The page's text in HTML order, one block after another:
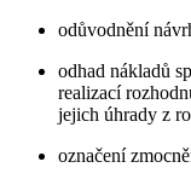
odůvodnění
odhad nákladů
realizací
jejich úhrady z
označení